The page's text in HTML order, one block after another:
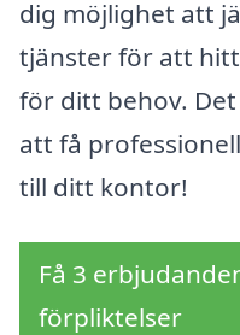
dig möjlighet att
tjänster för att
för ditt behov.
att få
till ditt kontor!
Få 3
förpliktelser